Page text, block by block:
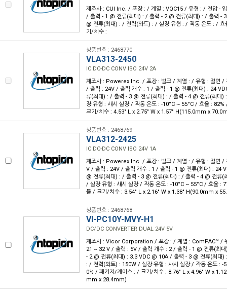
제조사 : CUI Inc. / 포장 : / 계열 : VQC15 / 유형 : / 전압 -
/ 출력 - 1 @ 전류(최대) : / 출력 - 2 @ 전류(최대) : / 출력 -
@ 전류(최대) : / 전력(와트) : / 실장 유형 : / 작동 온도 : /
기/치수 :
상품번호 : 2468770
VLA313-2450
IC DC-DC CONV ISO 24V 2A
제조사 : Powerex Inc. / 포장 : 벌크 / 계열 : / 유형 : 절연 /
/ 출력 : 24V / 출력 개수 : 1 / 출력 - 1 @ 전류(최대) : 24
류(최대) : / 출력 - 3 @ 전류(최대) : / 출력 - 4 @ 전류(최대
장 유형 : 섀시 실장 / 작동 온도 : -10°C ~ 55°C / 효율 :
크기/치수 : 4.53" L x 2.75" W x 1.57" H(115.0mm x
상품번호 : 2468769
VLA312-2425
IC DC-DC CONV ISO 24V 1A
제조사 : Powerex Inc. / 포장 : 벌크 / 계열 : / 유형 : 절연 /
V / 출력 : 24V / 출력 개수 : 1 / 출력 - 1 @ 전류(최대) : 24
@ 전류(최대) : / 출력 - 3 @ 전류(최대) : / 출력 - 4 @ 전류(
/ 실장 유형 : 섀시 실장 / 작동 온도 : -10°C ~ 55°C / 효율 :
듈 / 크기/치수 : 3.54" L x 2.16" W x 1.38" H(90.0mm x
상품번호 : 2468768
VI-PC10Y-MVY-H1
DC/DC CONVERTER DUAL 24V 5V
제조사 : Vicor Corporation / 포장 : / 계열 : ComPAC™ /
21 ~ 32 V / 출력 : 5V / 출력 개수 : 2 / 출력 - 1 @ 전류(최
- 2 @ 전류(최대) : 3.3 VDC @ 10A / 출력 - 3 @ 전류(최대)
: / 전력(와트) : 150W / 실장 유형 : 섀시 실장 / 작동 온도 : -
0% / 패키지/케이스 : / 크기/치수 : 8.76" L x 4.96" W x
mm x 28.4mm)